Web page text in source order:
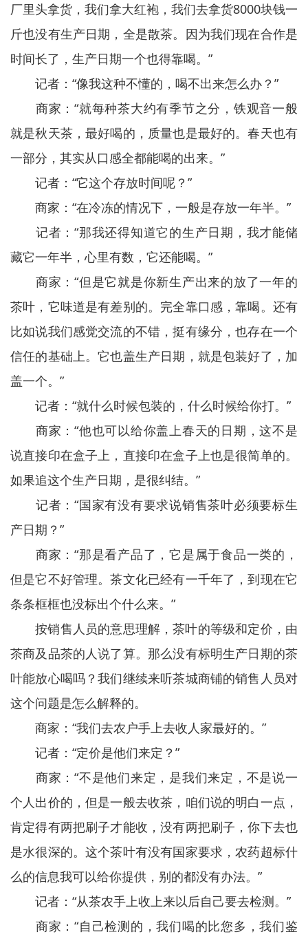
厂里头拿货，我们拿大红袍，我们去拿货8000块钱一
斤也没有生产日期，全是散茶。因为我们现在合作是
时间长了，生产日期一个也得靠喝。”
记者：“像我这种不懂的，喝不出来怎么办？”
商家：“就每种茶大约有季节之分，铁观音一般
就是秋天茶，最好喝的，质量也是最好的。春天也有
一部分，其实从口感全都能喝的出来。”
记者：“它这个存放时间呢？”
商家：“在冷冻的情况下，一般是存放一年半。”
记者：“那我还得知道它的生产日期，我才能储
藏它一年半，心里有数，它还能喝。”
商家：“但是它就是你新生产出来的放了一年的
茶叶，它味道是有差别的。完全靠口感，靠喝。还有
比如说我们感觉交流的不错，挺有缘分，也存在一个
信任的基础上。它也盖生产日期，就是包装好了，加
盖一个。”
记者：“就什么时候包装的，什么时候给你打。”
商家：“他也可以给你盖上春天的日期，这不是
说直接印在盒子上，直接印在盒子上也是很简单的。
如果追这个生产日期，是很纠结。”
记者：“国家有没有要求说销售茶叶必须要标生
产日期？”
商家：“那是看产品了，它是属于食品一类的，
但是它不好管理。茶文化已经有一千年了，到现在它
条条框框也没标出个什么来。”
按销售人员的意思理解，茶叶的等级和定价，由
茶商及品茶的人说了算。那么没有标明生产日期的茶
叶能放心喝吗？我们继续来听茶城商铺的销售人员对
这个问题是怎么解释的。
商家：“我们去农户手上去收人家最好的。”
记者：“定价是他们来定？”
商家：“不是他们来定，是我们来定，不是说一
个人出价的，但是一般去收茶，咱们说的明白一点，
肯定得有两把刷子才能收，没有两把刷子，你下去也
是水很深的。这个茶叶有没有国家要求，农药超标什
么的信息我可以给你提供，别的都没有办法。”
记者：“从茶农手上收上来以后自己要去检测。”
商家：“自己检测的，我们喝的比您多，我们鉴